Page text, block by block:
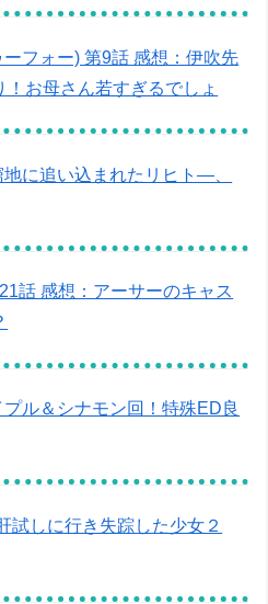
フォー) 第9話 感想：伊吹先
お母さん若すぎるでしょ
地に追い込まれたリヒト―、
話 感想：アーサーのキャス
プル＆シナモン回！特殊ED良
試しに行き失踪した少女２